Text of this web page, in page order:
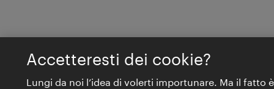
Accetteresti dei cookie?
Lungi da noi l’idea di volerti importunare. Ma il fatto è